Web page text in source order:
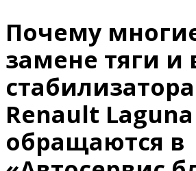
Почему
замене тяги и
Renault Laguna
обращаются в